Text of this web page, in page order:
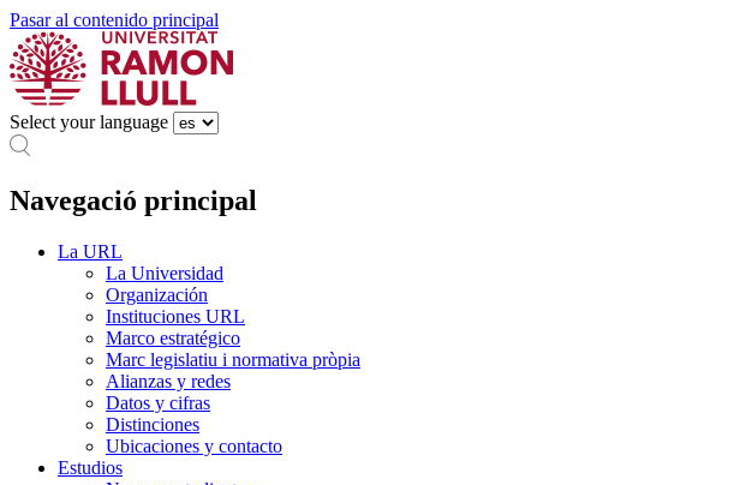
Pasar al contenido principal
Select your language
Navegació principal
La URL
La Universidad
Organización
Instituciones URL
Marco estratégico
Marc legislatiu i normativa pròpia
Alianzas y redes
Datos y cifras
Distinciones
Ubicaciones y contacto
Estudios